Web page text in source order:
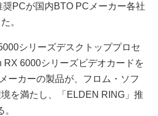
奨PCが国内BTO PCメーカー各社
。
シリーズデスクトッププロセ
RX 6000シリーズビデオカードを
ーカーの製品が、フロム・ソフ
を満たし、「ELDEN RING」推